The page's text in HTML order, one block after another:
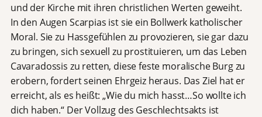
und der Kirche mit ihren christlichen Werten geweiht.
In den Augen Scarpias ist sie ein Bollwerk katholischer
Moral. Sie zu Hassgefühlen zu provozieren, sie gar dazu
zu bringen, sich sexuell zu prostituieren, um das Leben
Cavaradossis zu retten, diese feste moralische Burg zu
erobern, fordert seinen Ehrgeiz heraus. Das Ziel hat er
erreicht, als es heißt: „Wie du mich hasst…So wollte ich
dich haben.“ Der Vollzug des Geschlechtsakts ist